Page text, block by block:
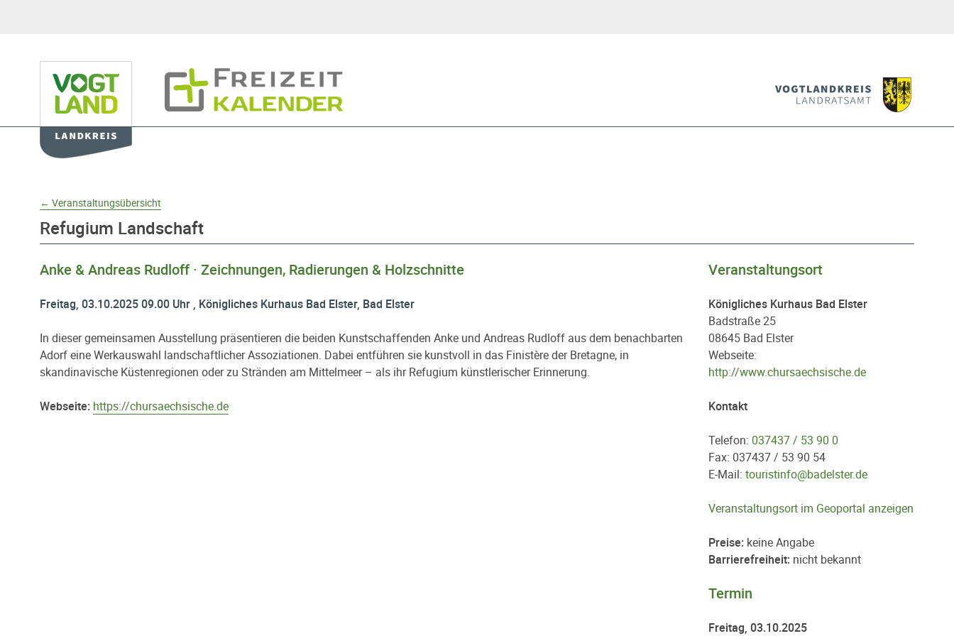
← Veranstaltungsübersicht
Refugium Landschaft
Anke & Andreas Rudloff · Zeichnungen, Radierungen & Holzschnitte
Freitag, 03.10.2025 09.00 Uhr , Königliches Kurhaus Bad Elster, Bad Elster
In dieser gemeinsamen Ausstellung präsentieren die beiden Kunstschaffenden Anke und Andreas Rudloff aus dem benachbarten
Adorf eine Werkauswahl landschaftlicher Assoziationen. Dabei entführen sie kunstvoll in das Finistère der Bretagne, in
skandinavische Küstenregionen oder zu Stränden am Mittelmeer – als ihr Refugium künstlerischer Erinnerung.
Webseite: https://chursaechsische.de
Veranstaltungsort
Königliches Kurhaus Bad Elster
Badstraße 25
08645 Bad Elster
Webseite:
http://www.chursaechsische.de
Kontakt
Telefon: 037437 / 53 90 0
Fax: 037437 / 53 90 54
E-Mail: touristinfo@badelster.de
Veranstaltungsort im Geoportal anzeigen
Preise: keine Angabe
Barrierefreiheit: nicht bekannt
Termin
Freitag, 03.10.2025